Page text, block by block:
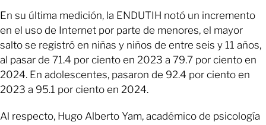
En su última medición, la ENDUTIH notó un incremento
en el uso de Internet por parte de menores, el mayor
salto se registró en niñas y niños de entre seis y 11 años,
al pasar de 71.4 por ciento en 2023 a 79.7 por ciento en
2024. En adolescentes, pasaron de 92.4 por ciento en
2023 a 95.1 por ciento en 2024.
Al respecto, Hugo Alberto Yam, académico de psicología